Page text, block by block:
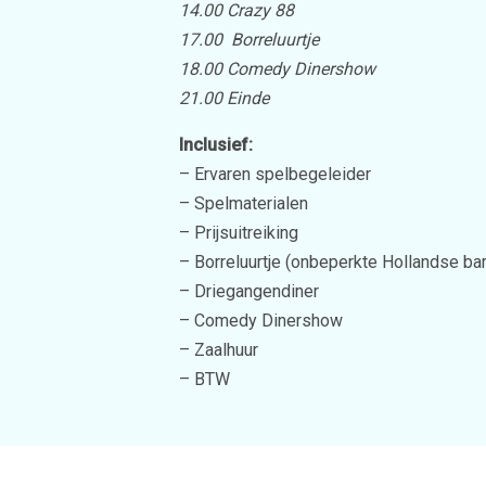
14.00 Crazy 88
17.00 Borreluurtje
18.00 Comedy Dinershow
21.00 Einde
Inclusief:
– Ervaren spelbegeleider
– Spelmaterialen
– Prijsuitreiking
– Borreluurtje (onbeperkte Hollandse
– Driegangendiner
– Comedy Dinershow
– Zaalhuur
– BTW